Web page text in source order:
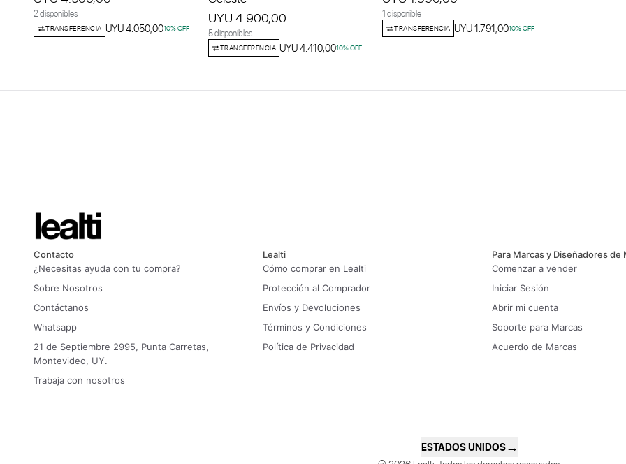
2 disponibles
TRANSFERENCIA UYU 4.050,0010% OFF
UYU 4.900,00
5 disponibles
TRANSFERENCIA UYU 4.410,0010% OFF
1 disponible
TRANSFERENCIA UYU 1.791,0010% OFF
Contacto
¿Necesitas ayuda con tu compra?
Sobre Nosotros
Contáctanos
Whatsapp
21 de Septiembre 2995, Punta Carretas,
Montevideo, UY.
Trabaja con nosotros
Lealti
Cómo comprar en Lealti
Protección al Comprador
Envíos y Devoluciones
Términos y Condiciones
Política de Privacidad
Para Marcas y Diseñadores de
Comenzar a vender
Iniciar Sesión
Abrir mi cuenta
Soporte para Marcas
Acuerdo de Marcas
ESTADOS UNIDOS→